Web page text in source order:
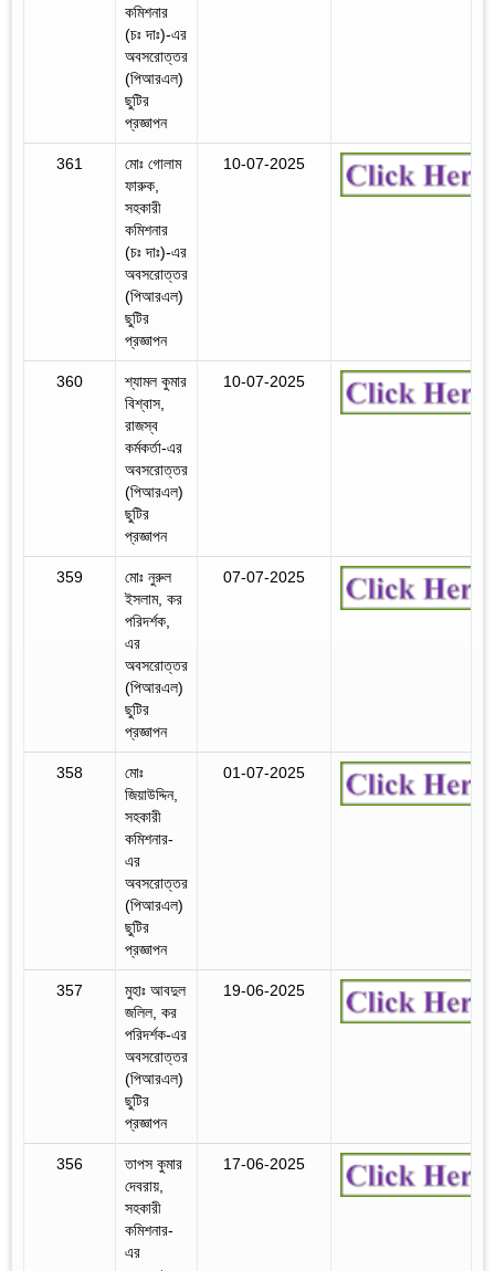
কমিশনার
(চঃ দাঃ)-এর
অবসরোত্তর
(পিআরএল)
ছুটির
প্রজ্ঞাপন
361
মোঃ গোলাম
ফারুক,
সহকারী
কমিশনার
(চঃ দাঃ)-এর
অবসরোত্তর
(পিআরএল)
ছুটির
প্রজ্ঞাপন
10-07-2025
360
শ্যামল কুমার
বিশ্বাস,
রাজস্ব
কর্মকর্তা-এর
অবসরোত্তর
(পিআরএল)
ছুটির
প্রজ্ঞাপন
10-07-2025
359
মোঃ নুরুল
ইসলাম, কর
পরিদর্শক,
এর
অবসরোত্তর
(পিআরএল)
ছুটির
প্রজ্ঞাপন
07-07-2025
358
মোঃ
জিয়াউদ্দিন,
সহকারী
কমিশনার-
এর
অবসরোত্তর
(পিআরএল)
ছুটির
প্রজ্ঞাপন
01-07-2025
357
মুহাঃ আবদুল
জলিল, কর
পরিদর্শক-এর
অবসরোত্তর
(পিআরএল)
ছুটির
প্রজ্ঞাপন
19-06-2025
356
তাপস কুমার
দেবরায়,
সহকারী
কমিশনার-
এর
17-06-2025